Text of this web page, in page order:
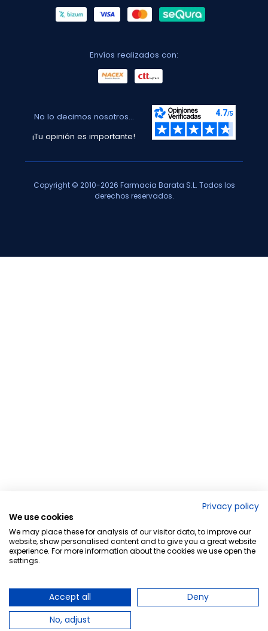
Envíos realizados con:
No lo decimos nosotros...
¡Tu opinión es importante!
Copyright © 2010-2026 Farmacia Barata S.L. Todos los
derechos reservados.
Privacy policy
We use cookies
We may place these for analysis of our visitor data, to improve our
website, show personalised content and to give you a great website
experience. For more information about the cookies we use open the
settings.
Accept all
Deny
No, adjust